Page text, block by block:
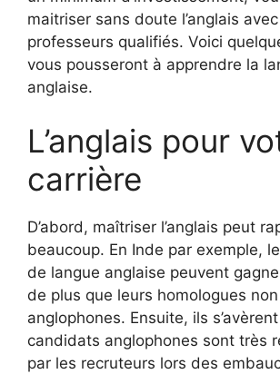
maitriser sans doute l’anglais avec
professeurs qualifiés. Voici
vous pousseront à apprendre la
anglaise.
L’anglais pour
carrière
D’abord, maîtriser l’anglais peut
beaucoup. En Inde par exemple,
de langue anglaise peuvent
de plus que leurs homologues non
anglophones. Ensuite, ils
candidats anglophones sont très
par les recruteurs lors des